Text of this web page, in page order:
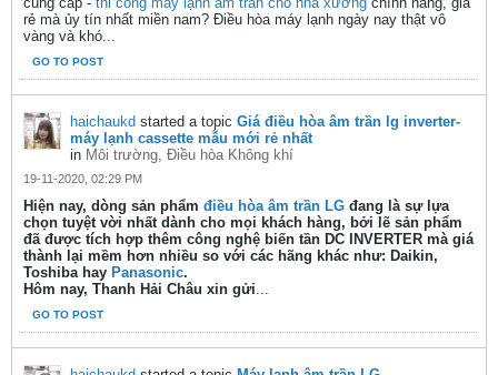
rẻ mà ủy tín nhất miền nam? Điều hòa máy lạnh ngày nay thật vô
vàng và khó...
GO TO POST
haichaukd started a topic Giá điều hòa âm trần lg inverter-
máy lạnh cassette mẫu mới rẻ nhất
in Môi trường, Điều hòa Không khí
19-11-2020, 02:29 PM
Hiện nay, dòng sản phẩm điều hòa âm trần LG đang là sự lựa
chọn tuyệt vời nhất dành cho mọi khách hàng, bởi lẽ sản phẩm
đã được tích hợp thêm công nghệ biến tần DC INVERTER mà giá
thành lại mềm hơn nhiều so với các hãng khác như: Daikin,
Toshiba hay Panasonic.
Hôm nay, Thanh Hải Châu xin gửi...
GO TO POST